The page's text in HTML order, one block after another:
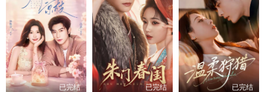
已完结 已完结 已完结